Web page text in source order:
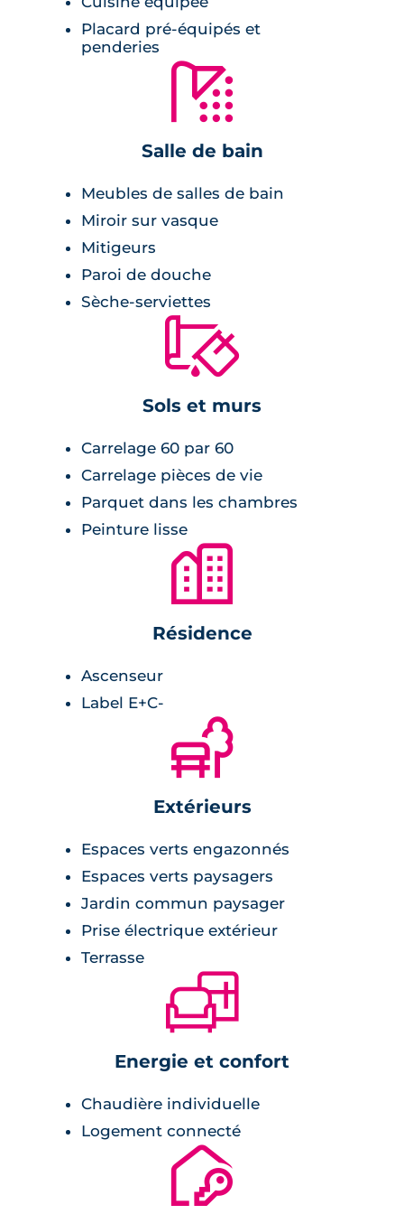
d’un parking en sous-sol.
Le bâtiment bénéficiant d’un Label E+, C- de
niveau E3C1, mais également d’une
certification Effinature, d’un DPE A et d’un
label HQE 7 étoiles mention excellent, les
appartements neufs pourront être investis en
Placard pré-équipés et
penderies
🚿
Salle de bain
Meubles de salles de bain
Miroir sur vasque
Mitigeurs
Paroi de douche
Sèche-serviettes
🔨
Sols et murs
Carrelage 60 par 60
Carrelage pièces de vie
Parquet dans les chambres
Peinture lisse
🏙
Résidence
Ascenseur
Label E+C-
🌲
Extérieurs
Espaces verts engazonnés
Espaces verts paysagers
Jardin commun paysager
Prise électrique extérieur
Terrasse
🛋
Energie et confort
Chaudière individuelle
Logement connecté
🔐